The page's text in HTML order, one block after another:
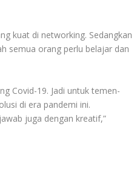
kuat di networking. Sedangkan
semua orang perlu belajar dan
Covid-19. Jadi untuk temen-
di era pandemi ini.
juga dengan kreatif,”